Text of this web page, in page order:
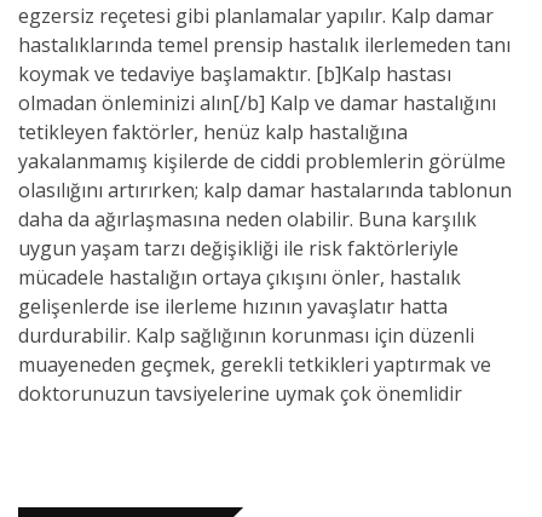
egzersiz reçetesi gibi planlamalar yapılır. Kalp damar
hastalıklarında temel prensip hastalık ilerlemeden tanı
koymak ve tedaviye başlamaktır. [b]Kalp hastası
olmadan önleminizi alın[/b] Kalp ve damar hastalığını
tetikleyen faktörler, henüz kalp hastalığına
yakalanmamış kişilerde de ciddi problemlerin görülme
olasılığını artırırken; kalp damar hastalarında tablonun
daha da ağırlaşmasına neden olabilir. Buna karşılık
uygun yaşam tarzı değişikliği ile risk faktörleriyle
mücadele hastalığın ortaya çıkışını önler, hastalık
gelişenlerde ise ilerleme hızının yavaşlatır hatta
durdurabilir. Kalp sağlığının korunması için düzenli
muayeneden geçmek, gerekli tetkikleri yaptırmak ve
doktorunuzun tavsiyelerine uymak çok önemlidir